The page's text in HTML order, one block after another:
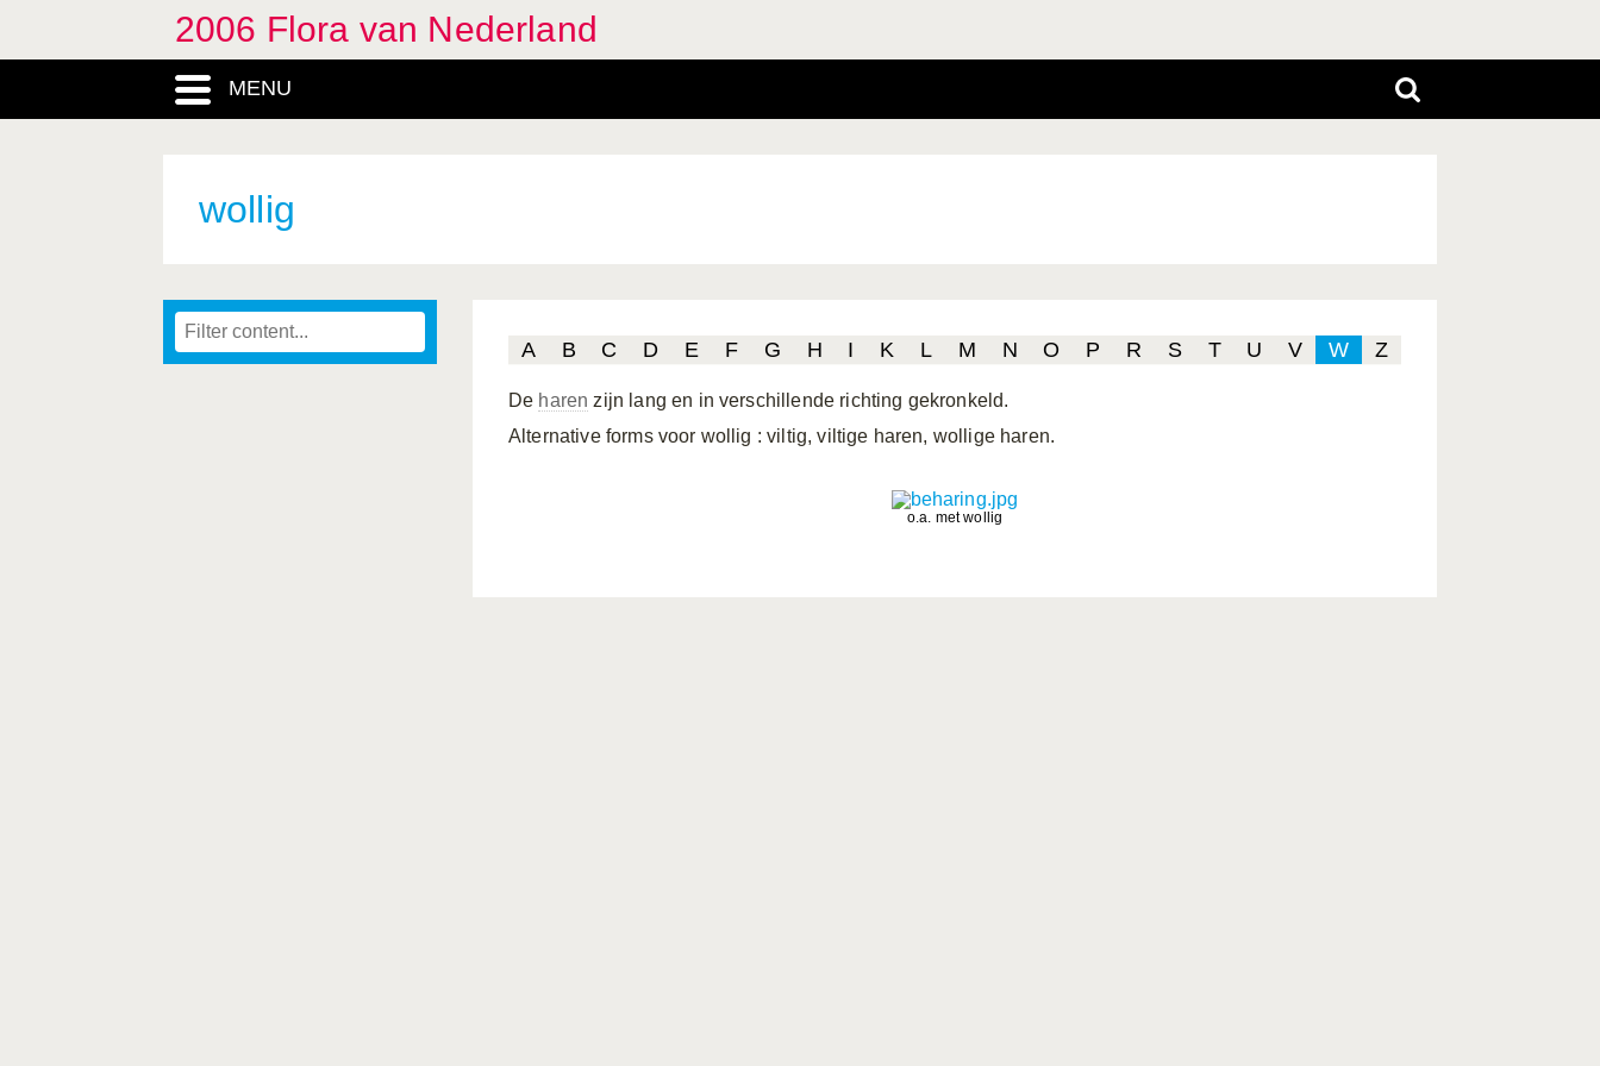
2006 Flora van Nederland
MENU
wollig
A B C D E F G H I K L M N O P R S T U V W Z
De haren zijn lang en in verschillende richting gekronkeld.
Alternative forms voor wollig : viltig, viltige haren, wollige haren.
o.a. met wollig